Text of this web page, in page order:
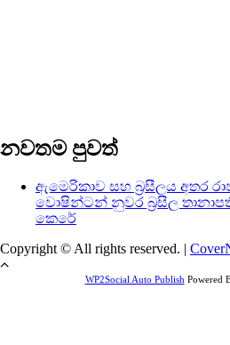
නවතම පුවත්
ඇමෙරිකාව සහ බ්‍රසීලය අතර
වොෂින්ටන් නුවර බ්‍රසීල
කෙරේ
Copyright © All rights reserved. |
WP2Social Auto Publish Powered